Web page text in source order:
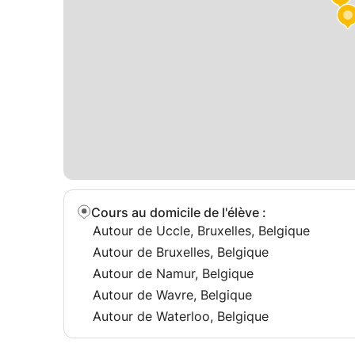
Cours au domicile de l'élève :
Autour de Uccle, Bruxelles, Belgique
Autour de Bruxelles, Belgique
Autour de Namur, Belgique
Autour de Wavre, Belgique
Autour de Waterloo, Belgique